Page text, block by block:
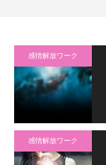
感情解放ワーク
感情解放ワーク